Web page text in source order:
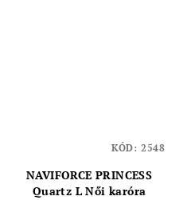
NAVIFORCE PRINCESS
Quartz L Női karóra
KÓD: 2548